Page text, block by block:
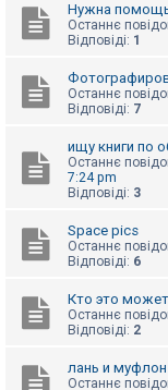
Нужна
Останнє
Відповіді: 1
Останнє
Відповіді: 7
ищу книги по
Останнє
7:24 pm
Відповіді: 3
Space pics
Останнє
Відповіді: 6
Кто это
Останнє
Відповіді: 2
лань и
Останнє